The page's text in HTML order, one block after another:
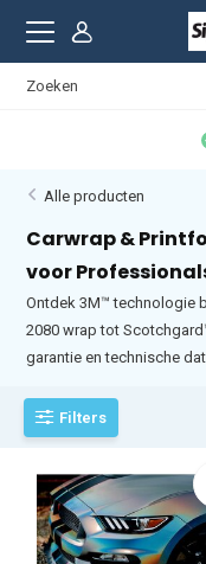
Alle producten
Carwrap &
voor
Ontdek 3M™ technologie
2080 wrap tot
garantie en technische
Filters